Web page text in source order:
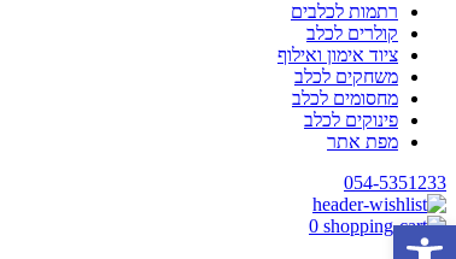
רתמות לכלבים
קולרים לכלב
ציוד אימון ואילוף
משחקים לכלב
מחסומים לכלב
פינוקים לכלב
מפת אתר
054-5351233
0 פתח סרגל נגישות